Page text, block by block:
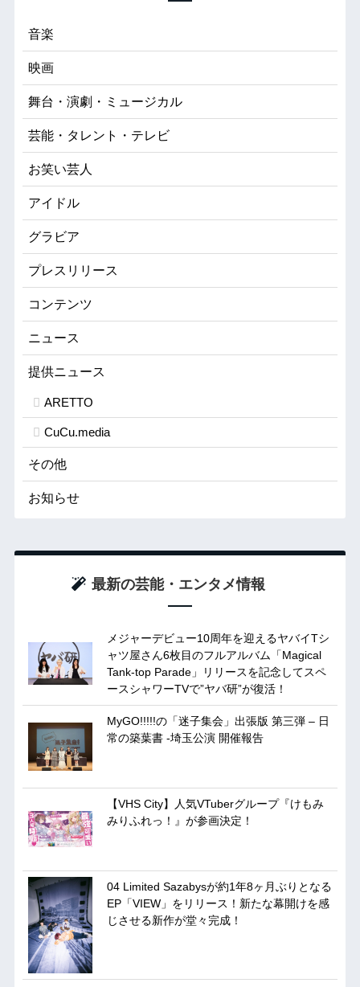
音楽
映画
舞台・演劇・ミュージカル
芸能・タレント・テレビ
お笑い芸人
アイドル
グラビア
プレスリリース
コンテンツ
ニュース
提供ニュース
ARETTO
CuCu.media
その他
お知らせ
最新の芸能・エンタメ情報
メジャーデビュー10周年を迎えるヤバイTシ
ャツ屋さん6枚目のフルアルバム「Magical
Tank-top Parade」リリースを記念してスペ
ースシャワーTVで”ヤバ研”が復活！
MyGO!!!!!の「迷子集会」出張版 第三弾 – 日
常の築葉書 -埼玉公演 開催報告
【VHS City】人気VTuberグループ『けもみ
みりふれっ！』が参画決定！
04 Limited Sazabysが約1年8ヶ月ぶりとなる
EP「VIEW」をリリース！新たな幕開けを感
じさせる新作が堂々完成！